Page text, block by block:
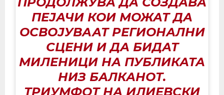
ПЕЈАЧИ КОИ МОЖАТ ДА
ОСВОЈУВААТ РЕГИОНАЛНИ
СЦЕНИ И ДА БИДАТ
МИЛЕНИЦИ НА ПУБЛИКАТА
НИЗ БАЛКАНОТ.
ТРИУМФОТ НА ИЛИЕВСКИ